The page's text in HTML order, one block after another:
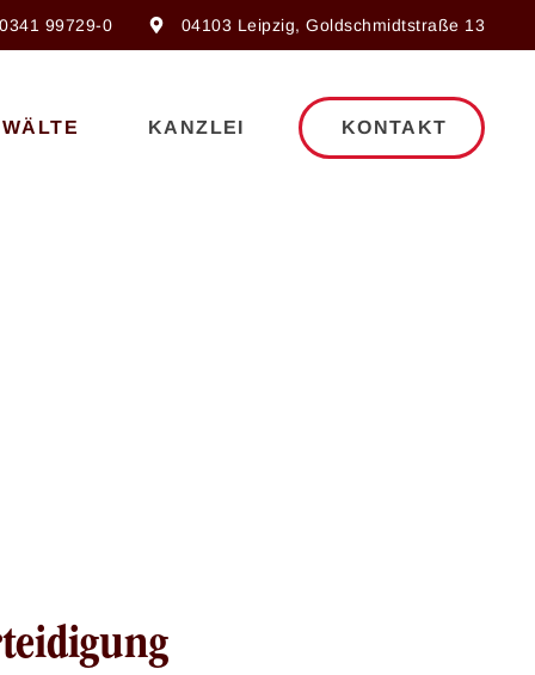
0341 99729-0 04103 Leipzig, Goldschmidtstraße 13
KANZLEI KONTAKT